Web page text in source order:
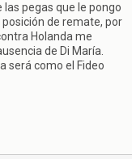
las pegas que le pongo
de remate, por
Holanda me
de Di María.
será como el Fideo